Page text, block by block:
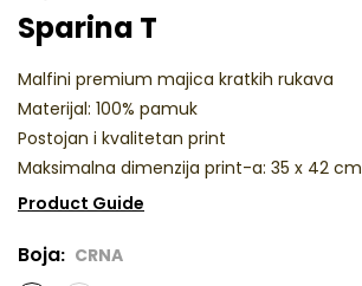
Sparina T
Malfini premium majica kratkih rukava
Materijal: 100% pamuk
Postojan i kvalitetan print
Maksimalna dimenzija print-a: 35 x 42 cm
Product Guide
Boja CRNA